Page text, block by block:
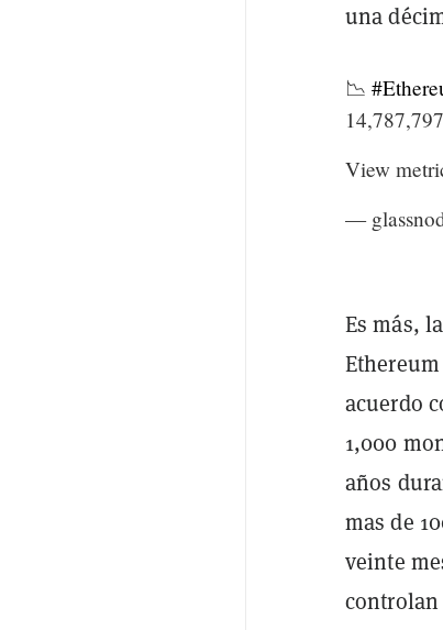
una
📉
View
—
Es más,
acuerdo
1,000
años
mas de
veinte
controlan